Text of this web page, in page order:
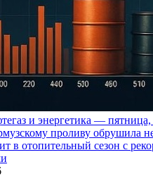
и энергетика — пятница,
проливу обрушила
в отопительный сезон с